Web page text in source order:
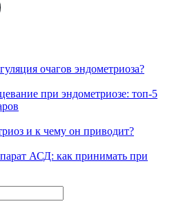
очагов эндометриоза?
при эндометриозе: топ-5
и к чему он приводит?
АСД: как принимать при